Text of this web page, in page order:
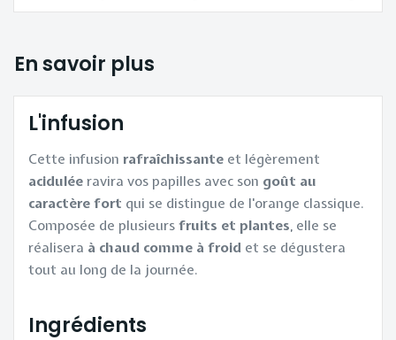
En savoir plus
L'infusion
Cette infusion rafraîchissante et légèrement
aciduléeravira vos papilles avec son goût au
caractère fort qui se distingue de l'orange classique.
Composée de plusieursfruits et plantes, elle se
réalisera à chaud comme à froid et se dégustera
tout au long de la journée.
Ingrédients